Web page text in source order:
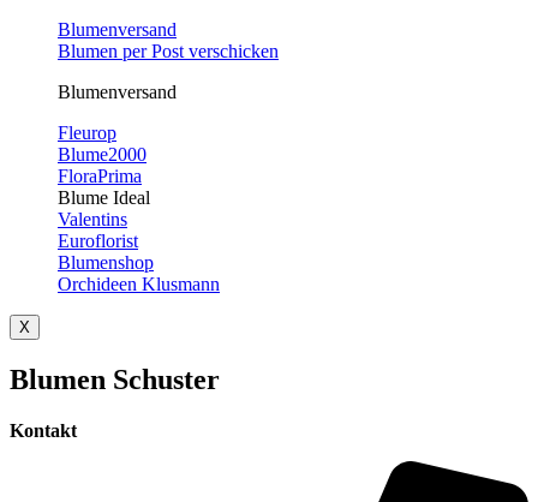
Blumenversand
Blumen per Post verschicken
Blumenversand
Fleurop
Blume2000
FloraPrima
Blume Ideal
Valentins
Euroflorist
Blumenshop
Orchideen Klusmann
X
Blumen Schuster
Kontakt